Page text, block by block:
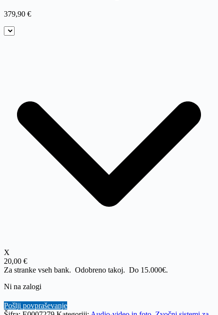
379,90 €
X
20,00 €
Za stranke vseh bank. Odobreno takoj. Do 15.000€.
Ni na zalogi
Pošlji povpraševanje